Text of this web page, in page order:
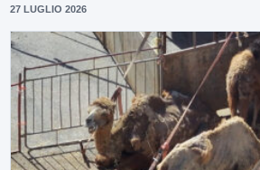
27 LUGLIO 2026